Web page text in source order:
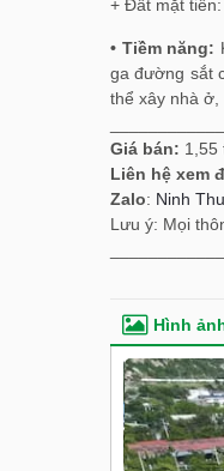
+ Đất mặt
• Tiềm năng:
ga đường sắt
thể xây nhà ở,
Giá bán: 1,55
Liên hệ xem
Zalo: Ninh
Lưu ý: Mọi
Hình